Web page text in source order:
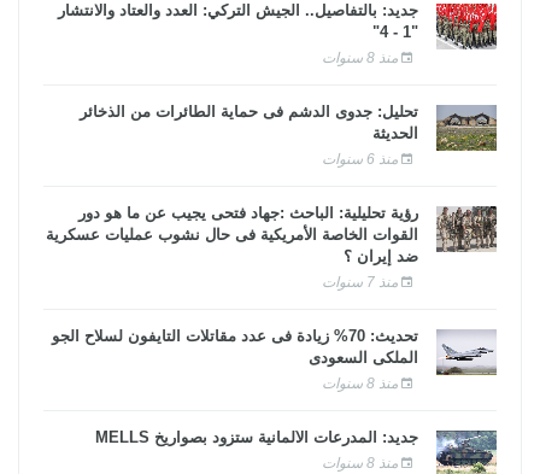
جديد: بالتفاصيل.. الجيش التركي: العدد والعتاد والانتشار
"1 - 4"
منذ 8 سنوات
تحليل: جدوى الدشم فى حماية الطائرات من الذخائر
الحديثة
منذ 6 سنوات
رؤية تحليلية: الباحث :جهاد فتحى يجيب عن ما هو دور
القوات الخاصة الأمريكية فى حال نشوب عمليات عسكرية
ضد إيران ؟
منذ 7 سنوات
تحديث: 70% زيادة فى عدد مقاتلات التايفون لسلاح الجو
الملكى السعودى
منذ 8 سنوات
جديد: المدرعات الألمانية ستزود بصواريخ MELLS
منذ 8 سنوات